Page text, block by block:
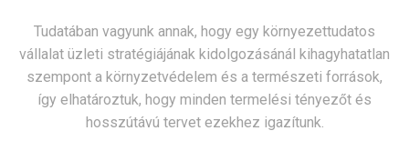
Tudatában vagyunk annak, hogy egy környezettudatos
vállalat üzleti stratégiájának kidolgozásánál kihagyhatatlan
szempont a környzetvédelem és a természeti források,
így elhatároztuk, hogy minden termelési tényezőt és
hosszútávú tervet ezekhez igazítunk.